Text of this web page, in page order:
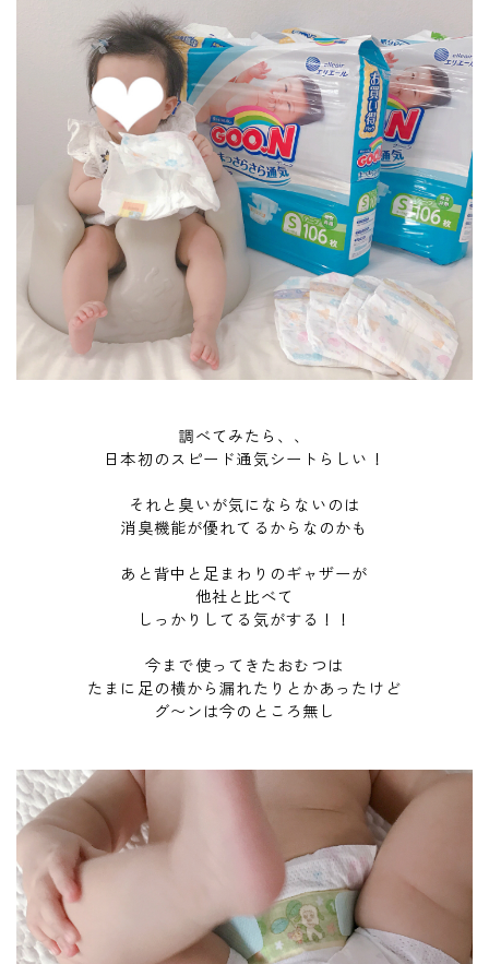
調べてみたら、、
日本初のスピード通気シートらしい！
それと臭いが気にならないのは
消臭機能が優れてるからなのかも
あと背中と足まわりのギャザーが
他社と比べて
しっかりしてる気がする！！
今まで使ってきたおむつは
たまに足の横から漏れたりとかあったけど
グ〜ンは今のところ無し︎